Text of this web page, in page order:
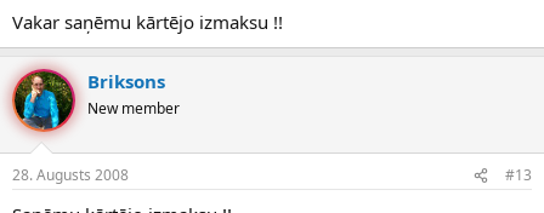
Vakar saņēmu kārtējo izmaksu !!
Briksons
New member
28. Augusts 2008 #13